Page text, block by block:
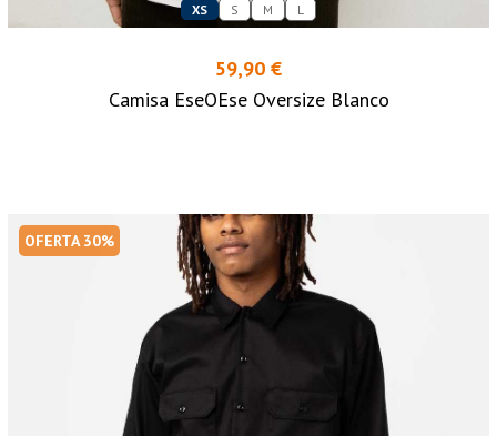
XS S M L
59,90 €
Camisa EseOEse Oversize Blanco
OFERTA 30%